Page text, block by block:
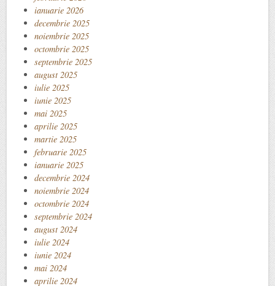
ianuarie 2026
decembrie 2025
noiembrie 2025
octombrie 2025
septembrie 2025
august 2025
iulie 2025
iunie 2025
mai 2025
aprilie 2025
martie 2025
februarie 2025
ianuarie 2025
decembrie 2024
noiembrie 2024
octombrie 2024
septembrie 2024
august 2024
iulie 2024
iunie 2024
mai 2024
aprilie 2024